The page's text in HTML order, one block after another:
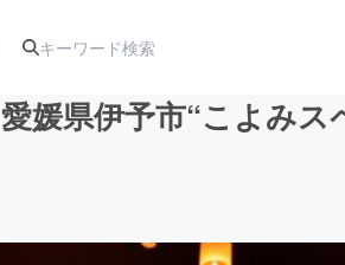
愛媛県伊予市“こよみ